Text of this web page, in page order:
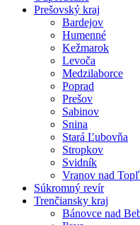
Prešovský kraj
Bardejov
Humenné
Kežmarok
Levoča
Medzilaborce
Poprad
Prešov
Sabinov
Snina
Stará Ľubovňa
Stropkov
Svidník
Vranov nad
Súkromný revír
Trenčiansky kraj
Bánovce nad